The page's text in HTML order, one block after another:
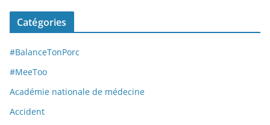
Catégories
#BalanceTonPorc
#MeeToo
Académie nationale de médecine
Accident